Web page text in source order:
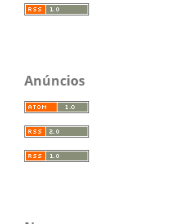
Anúncios